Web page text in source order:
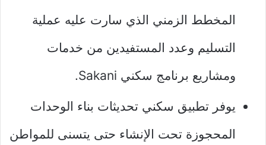
المخطط الزمني الذي سارت عليه عملية
التسليم وعدد المستفيدين من خدمات
ومشاريع برنامج سكني Sakani.
يوفر تطبيق سكني تحديثات بناء الوحدات
المحجوزة تحت الإنشاء حتى يتسنى للمواطن